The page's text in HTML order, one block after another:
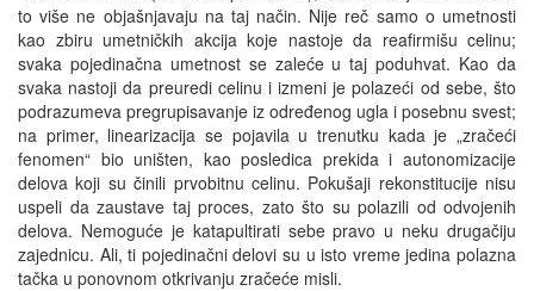
to više ne objašnjavaju na taj način. Nije reč samo o umetnosti
kao zbiru umetničkih akcija koje nastoje da reafirmišu celinu;
svaka pojedinačna umetnost se zaleće u taj poduhvat. Kao da
svaka nastoji da preuredi celinu i izmeni je polazeći od sebe, što
podrazumeva pregrupisavanje iz određenog ugla i posebnu svest;
na primer, linearizacija se pojavila u trenutku kada je „zračeći
fenomen“ bio uništen, kao posledica prekida i autonomizacije
delova koji su činili prvobitnu celinu. Pokušaji rekonstitucije nisu
uspeli da zaustave taj proces, zato što su polazili od odvojenih
delova. Nemoguće je katapultirati sebe pravo u neku drugačiju
zajednicu. Ali, ti pojedinačni delovi su u isto vreme jedina polazna
tačka u ponovnom otkrivanju zračeće misli.